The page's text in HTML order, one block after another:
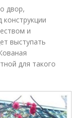
двор,
конструкции
и
выступать
для такого